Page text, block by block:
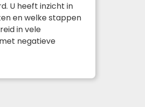
U heeft inzicht in
en welke stappen
in vele
negatieve